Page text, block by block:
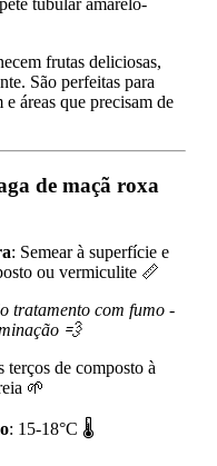
tubular amarelo-
frutas deliciosas,
São perfeitas para
áreas que precisam de
de maçã roxa
: Semear à superfície e
ou vermiculite 📏
tratamento com fumo -
💨
terços de composto à
🌱
: 15-18°C 🌡️